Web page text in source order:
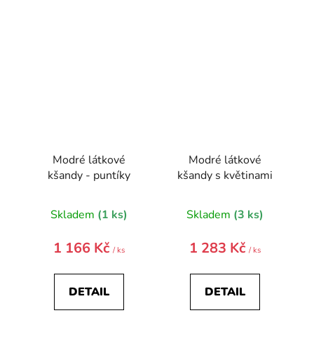
Modré látkové
kšandy - puntíky
Skladem (1 ks)
1 166 Kč / ks
DETAIL
Modré látkové
kšandy s květinami
Skladem (3 ks)
1 283 Kč / ks
DETAIL